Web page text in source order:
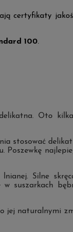
certyfikaty
100.
Oto kilka
stosować
Poszewkę
Silne
suszarkach
jej naturalnymi